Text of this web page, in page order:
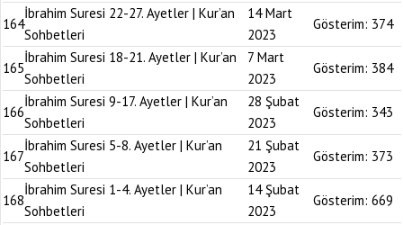
164
İbrahim Suresi 22-27. Ayetler | Kur’an
Sohbetleri
14 Mart
2023
Gösterim: 374
165
İbrahim Suresi 18-21. Ayetler | Kur’an
Sohbetleri
7 Mart
2023
Gösterim: 384
166
İbrahim Suresi 9-17. Ayetler | Kur’an
Sohbetleri
28 Şubat
2023
Gösterim: 343
167
İbrahim Suresi 5-8. Ayetler | Kur’an
Sohbetleri
21 Şubat
2023
Gösterim: 373
168
İbrahim Suresi 1-4. Ayetler | Kur’an
Sohbetleri
14 Şubat
2023
Gösterim: 669